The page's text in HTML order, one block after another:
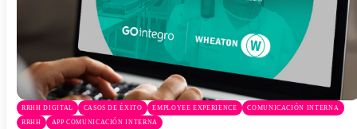
RRHH DIGITAL CASOS DE ÉXITO EMPLOYEE EXPERIENCE COMUNICACIÓN INTERNA
RRHH APP COMUNICACIÓN INTERNA